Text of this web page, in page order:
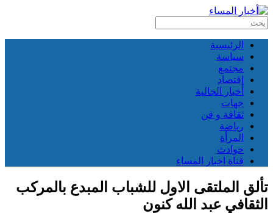
الرئيسية
سياسة
مجتمع
إقتصاد
أخبار الجالية
جهات
ثقافة و فن
رياضة
المرأة
حوادث
قناة اخبار المساء
تألق الملتقى الاول للشباب المبدع بالمركب
الثقافي عبد الله كنون